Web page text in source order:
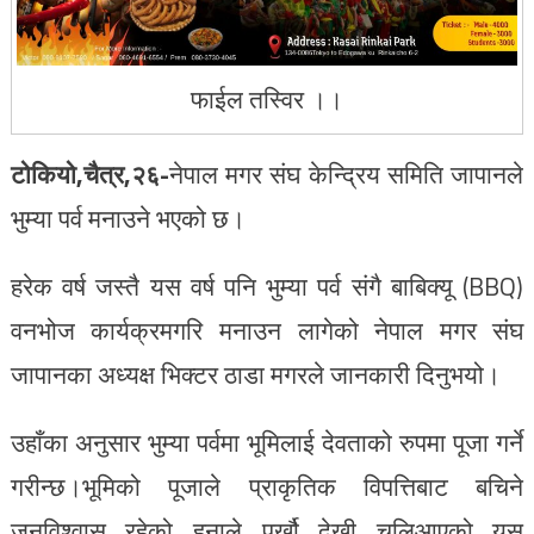
फाईल तस्विर ।।
टोकियो,चैत्र,२६-नेपाल मगर संघ केन्द्रिय समिति जापानले
भुम्या पर्व मनाउने भएको छ।
हरेक वर्ष जस्तै यस वर्ष पनि भुम्या पर्व संगै बाबिक्यू (BBQ)
वनभोज कार्यक्रमगरि मनाउन लागेको नेपाल मगर संघ
जापानका अध्यक्ष भिक्टर ठाडा मगरले जानकारी दिनुभयो।
उहाँका अनुसार भुम्या पर्वमा भूमिलाई देवताको रुपमा पूजा गर्ने
गरीन्छ।भूमिको पूजाले प्राकृतिक विपत्तिबाट बचिने